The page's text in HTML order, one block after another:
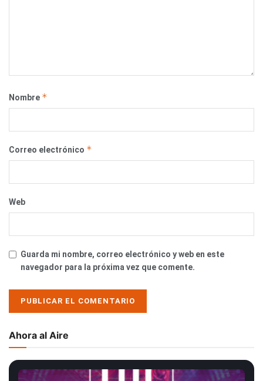
Nombre *
Correo electrónico *
Web
Guarda mi nombre, correo electrónico y web en este
navegador para la próxima vez que comente.
Ahora al Aire